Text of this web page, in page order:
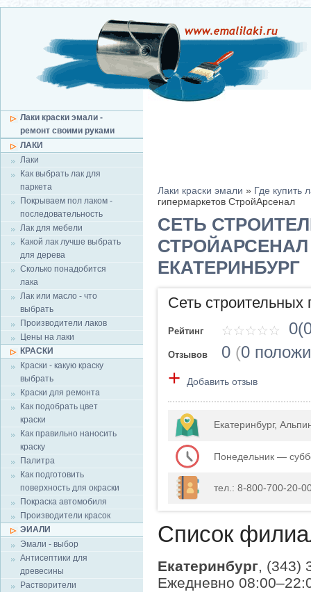
Лаки краски эмали -
ремонт своими руками
ЛАКИ
Лаки
Как выбрать лак для
паркета
Покрываем пол лаком -
последовательность
Лак для мебели
Какой лак лучше выбрать
для дерева
Сколько понадобится
лака
Лак или масло - что
выбрать
Производители лаков
Цены на лаки
КРАСКИ
Краски - какую краску
выбрать
Краски для ремонта
Как подобрать цвет
краски
Как правильно наносить
краску
Палитра
Как подготовить
поверхность для окраски
Покраска автомобиля
Производители красок
ЭИАЛИ
Эмали - выбор
Антисептики для
древесины
Растворители
Лаки краски эмали » Где купить
гипермаркетов СтройАрсенал
СЕТЬ
ЕКАТЕРИНБУРГ
Сеть строительных
Рейтинг
Отзывов 0 (0
+ Добавить отзыв
Екатеринбург,
Понедельник —
тел.: 8-800-700-20-
Список
Екатеринбург, (343)
Ежедневно